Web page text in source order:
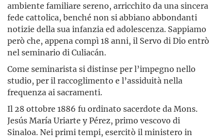
ambiente familiare sereno, arricchito da una sincera
fede cattolica, benché non si abbiano abbondanti
notizie della sua infanzia ed adolescenza. Sappiamo
però che, appena compì 18 anni, il Servo di Dio entrò
nel seminario di Culiacán.
Come seminarista si distinse per l’impegno nello
studio, per il raccoglimento e l’assiduità nella
frequenza ai sacramenti.
Il 28 ottobre 1886 fu ordinato sacerdote da Mons.
Jesús María Uriarte y Pérez, primo vescovo di
Sinaloa. Nei primi tempi, esercitò il ministero in